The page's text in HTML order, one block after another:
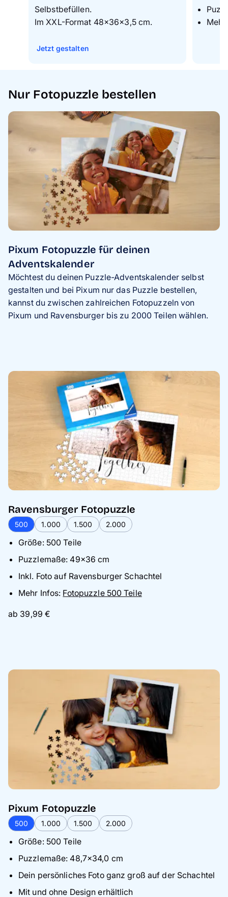
Selbstbefüllen.
Im XXL-Format 48×36×3,5 cm.
Jetzt gestalten
Nur Fotopuzzle bestellen
Pixum Fotopuzzle für deinen
Adventskalender
Möchtest du deinen Puzzle-Adventskalender selbst
gestalten und bei Pixum nur das Puzzle bestellen,
kannst du zwischen zahlreichen Fotopuzzeln von
Pixum und Ravensburger bis zu 2000 Teilen wählen.
Ravensburger Fotopuzzle
500 1.000 1.500 2.000
Größe: 500 Teile
Puzzlemaße: 49×36 cm
Inkl. Foto auf Ravensburger Schachtel
Mehr Infos: Fotopuzzle 500 Teile
ab 39,99 €
Pixum Fotopuzzle
500 1.000 1.500 2.000
Größe: 500 Teile
Puzzlemaße: 48,7×34,0 cm
Dein persönliches Foto ganz groß auf der Schachtel
Mit und ohne Design erhältlich